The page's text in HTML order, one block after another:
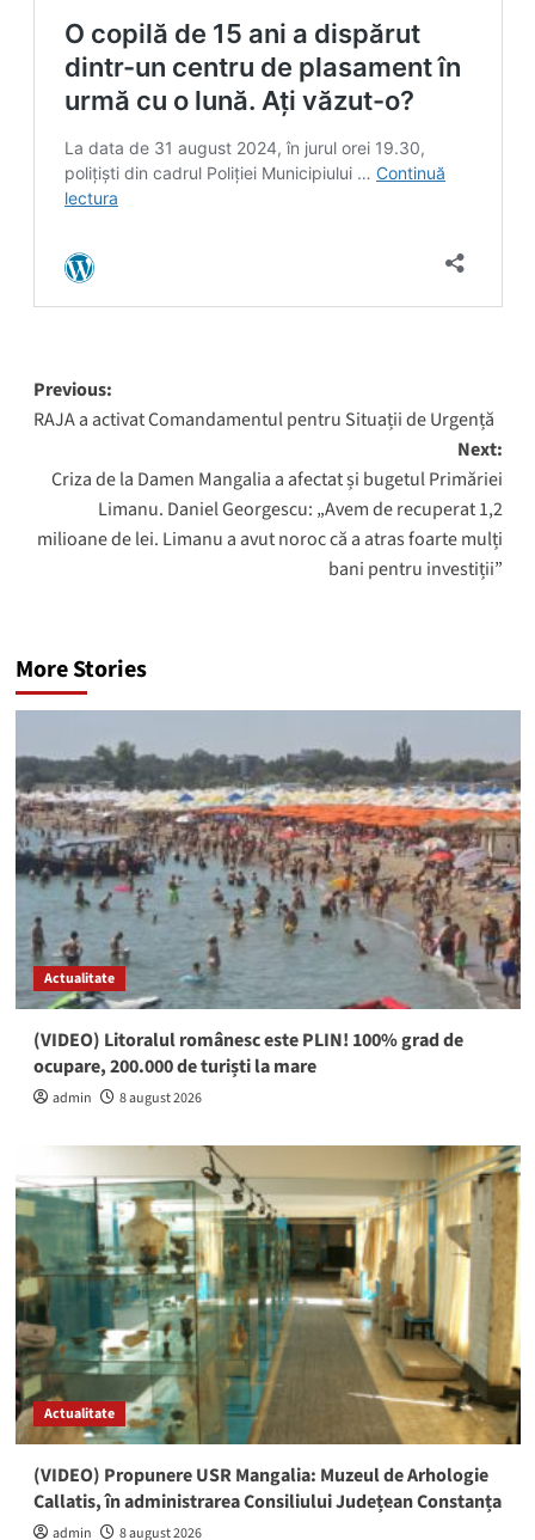
Post
navigation
Previous:
RAJA a activat Comandamentul pentru Situații de Urgență
Next:
Criza de la Damen Mangalia a afectat și bugetul Primăriei
Limanu. Daniel Georgescu: „Avem de recuperat 1,2
milioane de lei. Limanu a avut noroc că a atras foarte mulți
bani pentru investiții”
More Stories
Actualitate
(VIDEO) Litoralul românesc este PLIN! 100% grad de
ocupare, 200.000 de turiști la mare
admin 8 august 2026
Actualitate
(VIDEO) Propunere USR Mangalia: Muzeul de Arhologie
Callatis, în administrarea Consiliului Județean Constanța
admin 8 august 2026